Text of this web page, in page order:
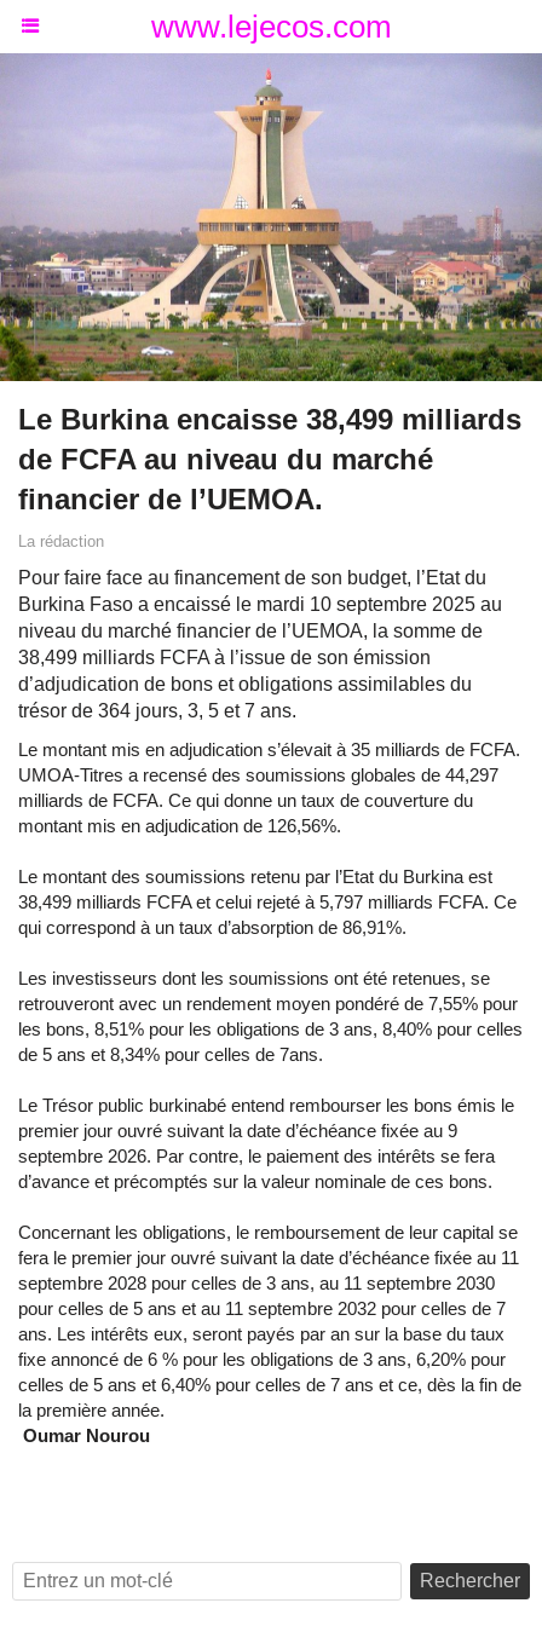
www.lejecos.com
Le Burkina encaisse 38,499 milliards
de FCFA au niveau du marché
financier de l’UEMOA.
La rédaction
Pour faire face au financement de son budget, l’Etat du
Burkina Faso a encaissé le mardi 10 septembre 2025 au
niveau du marché financier de l’UEMOA, la somme de
38,499 milliards FCFA à l’issue de son émission
d’adjudication de bons et obligations assimilables du
trésor de 364 jours, 3, 5 et 7 ans.
Le montant mis en adjudication s’élevait à 35 milliards de FCFA.
UMOA-Titres a recensé des soumissions globales de 44,297
milliards de FCFA. Ce qui donne un taux de couverture du
montant mis en adjudication de 126,56%.
Le montant des soumissions retenu par l’Etat du Burkina est
38,499 milliards FCFA et celui rejeté à 5,797 milliards FCFA. Ce
qui correspond à un taux d’absorption de 86,91%.
Les investisseurs dont les soumissions ont été retenues, se
retrouveront avec un rendement moyen pondéré de 7,55% pour
les bons, 8,51% pour les obligations de 3 ans, 8,40% pour celles
de 5 ans et 8,34% pour celles de 7ans.
Le Trésor public burkinabé entend rembourser les bons émis le
premier jour ouvré suivant la date d’échéance fixée au 9
septembre 2026. Par contre, le paiement des intérêts se fera
d’avance et précomptés sur la valeur nominale de ces bons.
Concernant les obligations, le remboursement de leur capital se
fera le premier jour ouvré suivant la date d’échéance fixée au 11
septembre 2028 pour celles de 3 ans, au 11 septembre 2030
pour celles de 5 ans et au 11 septembre 2032 pour celles de 7
ans. Les intérêts eux, seront payés par an sur la base du taux
fixe annoncé de 6 % pour les obligations de 3 ans, 6,20% pour
celles de 5 ans et 6,40% pour celles de 7 ans et ce, dès la fin de
la première année.
Oumar Nourou
Rechercher